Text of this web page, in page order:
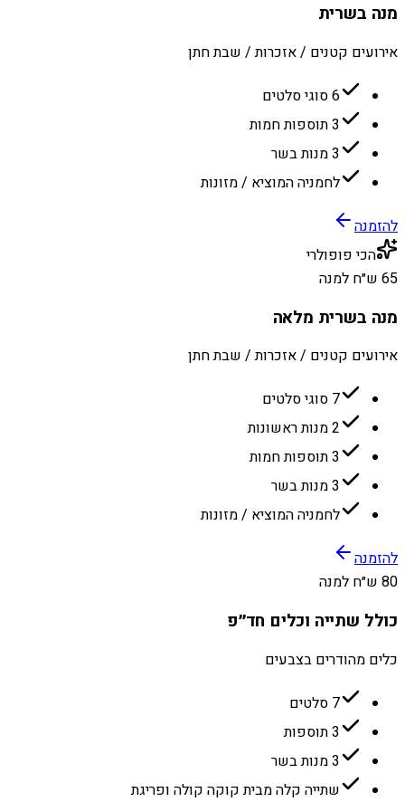
מנה בשרית
אירועים קטנים / אזכרות / שבת חתן
6 סוגי סלטים
3 תוספות חמות
3 מנות בשר
לחמניה המוציא / מזונות
להזמנה
הכי פופולרי
65 ש״ח למנה
מנה בשרית מלאה
אירועים קטנים / אזכרות / שבת חתן
7 סוגי סלטים
2 מנות ראשונות
3 תוספות חמות
3 מנות בשר
לחמניה המוציא / מזונות
להזמנה
80 ש״ח למנה
כולל שתייה וכלים חד״פ
כלים מהודרים בצבעים
7 סלטים
3 תוספות
3 מנות בשר
שתייה קלה מבית קוקה קולה ופריגת